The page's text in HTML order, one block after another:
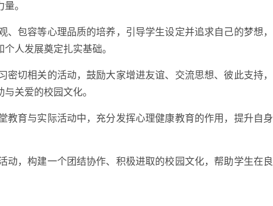
。
包容等心理品质的培养，引导学生设定并追求自己的梦想，
人发展奠定扎实基础。
切相关的活动，鼓励大家增进友谊、交流思想、彼此支持，
关爱的校园文化。
教育与实际活动中，充分发挥心理健康教育的作用，提升自身
动，构建一个团结协作、积极进取的校园文化，帮助学生在良